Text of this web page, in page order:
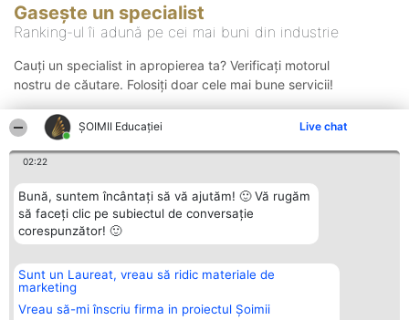
ȘOIMII Educației Live chat
02:22
Bună, suntem încântați să vă ajutăm! 🙂 Vă rugăm
să faceți clic pe subiectul de conversație
corespunzător! 🙂
Sunt un Laureat, vreau să ridic materiale de
marketing
Vreau să-mi înscriu firma in proiectul Șoimii
Gasește un specialist
Ranking-ul îi adună pe cei mai buni din industrie
Cauți un specialist in apropierea ta? Verificați motorul
nostru de căutare. Folosiți doar cele mai bune servicii!
Organizator Ranking
BRIGHT SOLUTIONS BR SRL
Aleea Timisul De Sus 2 Bl. A30
Sc. A Et. 4 Ap. 13 Cod 061952
Plebiscyt
Lista Tuturor
Laureaților
Contact